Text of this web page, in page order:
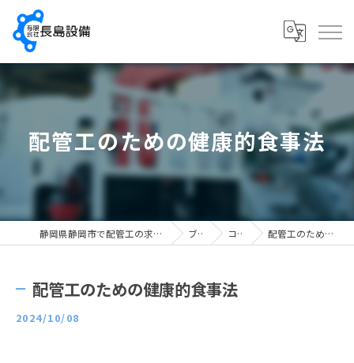
配管工のための健康的食事法
静岡県静岡市で配管工の求人なら有限会社長島設備 ブログ コラム 配管工のための健康的食事法
配管工のための健康的食事法
2024/10/08